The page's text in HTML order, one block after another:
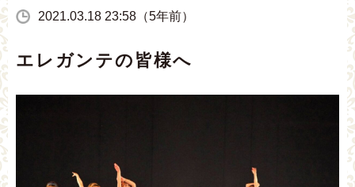
2021.03.18 23:58（5年前）
エレガンテの皆様へ